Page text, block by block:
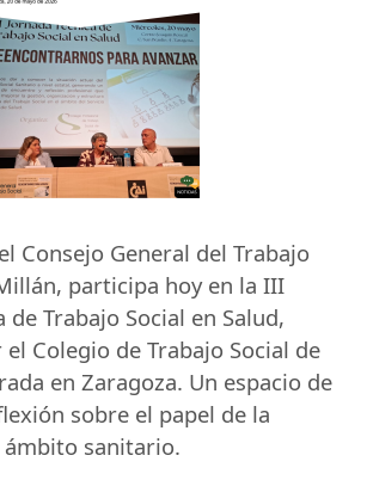
Consejo General del Trabajo
participa hoy en la III
de Trabajo Social en Salud,
Colegio de Trabajo Social de
en Zaragoza. Un espacio de
sobre el papel de la
sanitario.